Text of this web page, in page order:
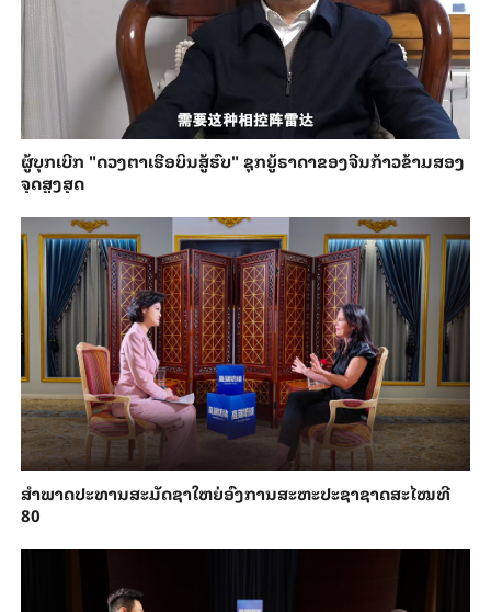
ຜູ້ບຸກເບີກ "ດວງຕາເຮືອບິນສູ້ຮົບ" ຊຸກຍູ້ຣາດາຂອງຈີນກ້າວຂ້າມສອງ
ຈຸດສູງສຸດ
ສຳ​ພາດ​ປະ​ທານສະ​ມັດ​ຊາ​ໃຫຍ່​ອົງ​ການສະ​ຫະ​ປະ​ຊາ​ຊາດສະ​ໄໝ​ທີ
80